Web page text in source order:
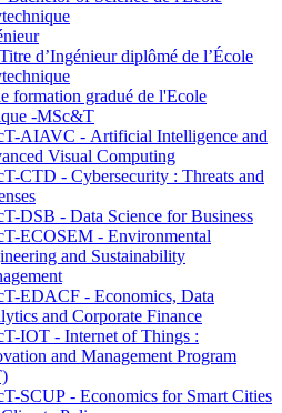
d’Ingénieur diplômé de l’École
formation gradué de l'Ecole
-MSc&T
AIAVC - Artificial Intelligence and
Visual Computing
CTD - Cybersecurity : Threats and
DSB - Data Science for Business
ECOSEM - Environmental
and Sustainability
EDACF - Economics, Data
and Corporate Finance
IOT - Internet of Things :
and Management Program
SCUP - Economics for Smart Cities